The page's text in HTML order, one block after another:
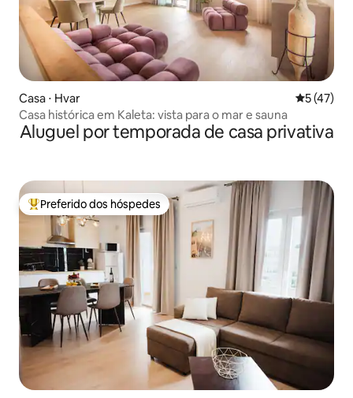
Casa ⋅ Hvar 5 de uma
5 (47)
Casa histórica em Kaleta: vista para o mar e sauna
Aluguel por temporada de casa privativa
Entre os melhores preferidos dos hóspedes
Preferido dos hóspedes